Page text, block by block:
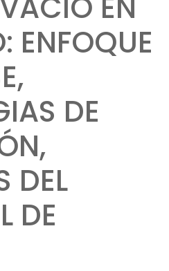
ENFOQUE
DE
DEL
DE